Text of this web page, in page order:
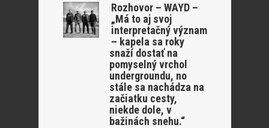
Rozhovor – WAYD –
„Má to aj svoj
interpretačný význam
– kapela sa roky
snaží dostať na
pomyselný vrchol
undergroundu, no
stále sa nachádza na
začiatku cesty,
niekde dole, v
bažinách snehu.“